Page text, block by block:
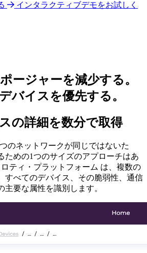
インタラクティブデモをお試しく
ージャーを減少する。
バイスを優先する。
の詳細を数分で取得
のネットワークが同じではないた
ための1つのサイズのアプローチはあ
ティ・プラットフォーム は、複数の
すべてのデバイス、その脆弱性、通信
要な属性を識別します。